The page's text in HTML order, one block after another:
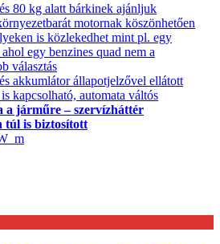
80 kg alatt bárkinek ajánljuk
motornak köszönhetően
is közlekedhet mint pl. egy
egy benzines quad nem a
választás
akkumlátor állapotjelzővel ellátott
kapcsolható, automata váltós
a járműre – szervízháttér
túl is biztosított